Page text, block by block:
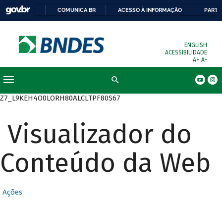
COMUNICA BR ACESSO À INFORMAÇÃO
ENGLISH
ACESSIBILIDADE
A+ A-
Z7_L9KEH4O0LORH80ALCLTPF80S67
Visualizador do
Conteúdo da Web
Ações